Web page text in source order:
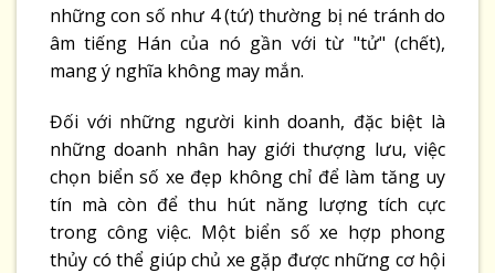
những con số như 4 (tứ) thường bị né tránh do
âm tiếng Hán của nó gần với từ "tử" (chết),
mang ý nghĩa không may mắn.
Đối với những người kinh doanh, đặc biệt là
những doanh nhân hay giới thượng lưu, việc
chọn biển số xe đẹp không chỉ để làm tăng uy
tín mà còn để thu hút năng lượng tích cực
trong công việc. Một biển số xe hợp phong
thủy có thể giúp chủ xe gặp được những cơ hội